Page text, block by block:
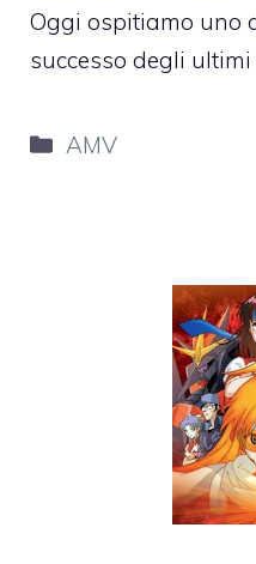
Oggi ospitiamo uno
successo degli
Categorie
AMV